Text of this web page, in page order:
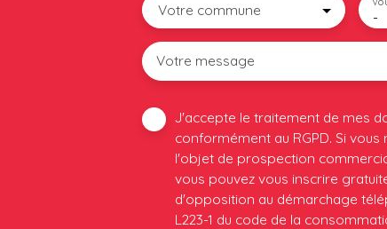
Votre commune -
Votre message
J'accepte le traitement de mes
conformément au RGPD. Si
l'objet de prospection
vous pouvez vous inscrire
d'opposition au démarchage
L223-1 du code de la